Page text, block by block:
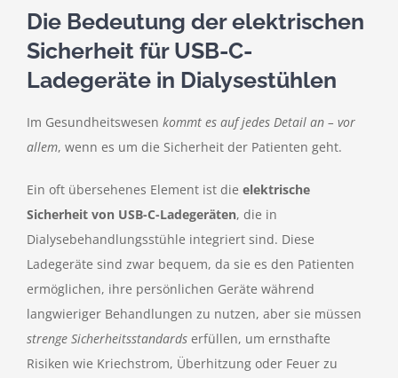
Kontakt
Die Bedeutung der elektrischen
Sicherheit für USB-C-
Ladegeräte in Dialysestühlen
Im Gesundheitswesen kommt es auf jedes Detail an – vor
allem, wenn es um die Sicherheit der Patienten geht.
Ein oft übersehenes Element ist die elektrische
Sicherheit von USB-C-Ladegeräten, die in
Dialysebehandlungsstühle integriert sind. Diese
Ladegeräte sind zwar bequem, da sie es den Patienten
ermöglichen, ihre persönlichen Geräte während
langwieriger Behandlungen zu nutzen, aber sie müssen
strenge Sicherheitsstandardserfüllen, um ernsthafte
Risiken wie Kriechstrom, Überhitzung oder Feuer zu